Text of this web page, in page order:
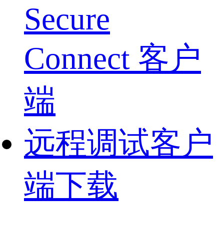
Secure
Connect 客户
端
远程调试客户
端下载